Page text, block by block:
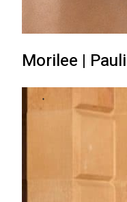
Morilee |